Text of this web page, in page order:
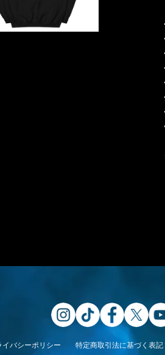
イバシーポリシー 特定商取引法に基づく表記